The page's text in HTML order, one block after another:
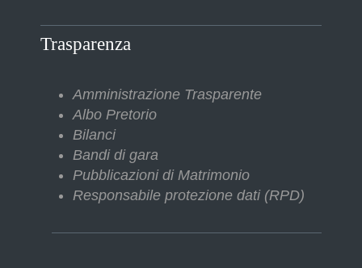
Trasparenza
Amministrazione Trasparente
Albo Pretorio
Bilanci
Bandi di gara
Pubblicazioni di Matrimonio
Responsabile protezione dati (RPD)